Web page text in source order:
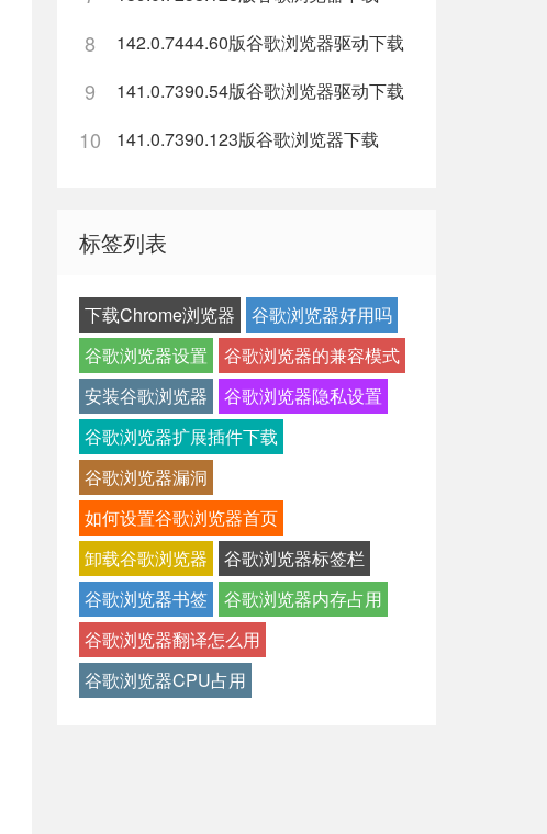
8 142.0.7444.60版谷歌浏览器驱动下载
9 141.0.7390.54版谷歌浏览器驱动下载
10 141.0.7390.123版谷歌浏览器下载
标签列表
下载Chrome浏览器
谷歌浏览器好用吗
谷歌浏览器设置
谷歌浏览器的兼容模式
安装谷歌浏览器
谷歌浏览器隐私设置
谷歌浏览器扩展插件下载
谷歌浏览器漏洞
如何设置谷歌浏览器首页
卸载谷歌浏览器
谷歌浏览器标签栏
谷歌浏览器书签
谷歌浏览器内存占用
谷歌浏览器翻译怎么用
谷歌浏览器CPU占用